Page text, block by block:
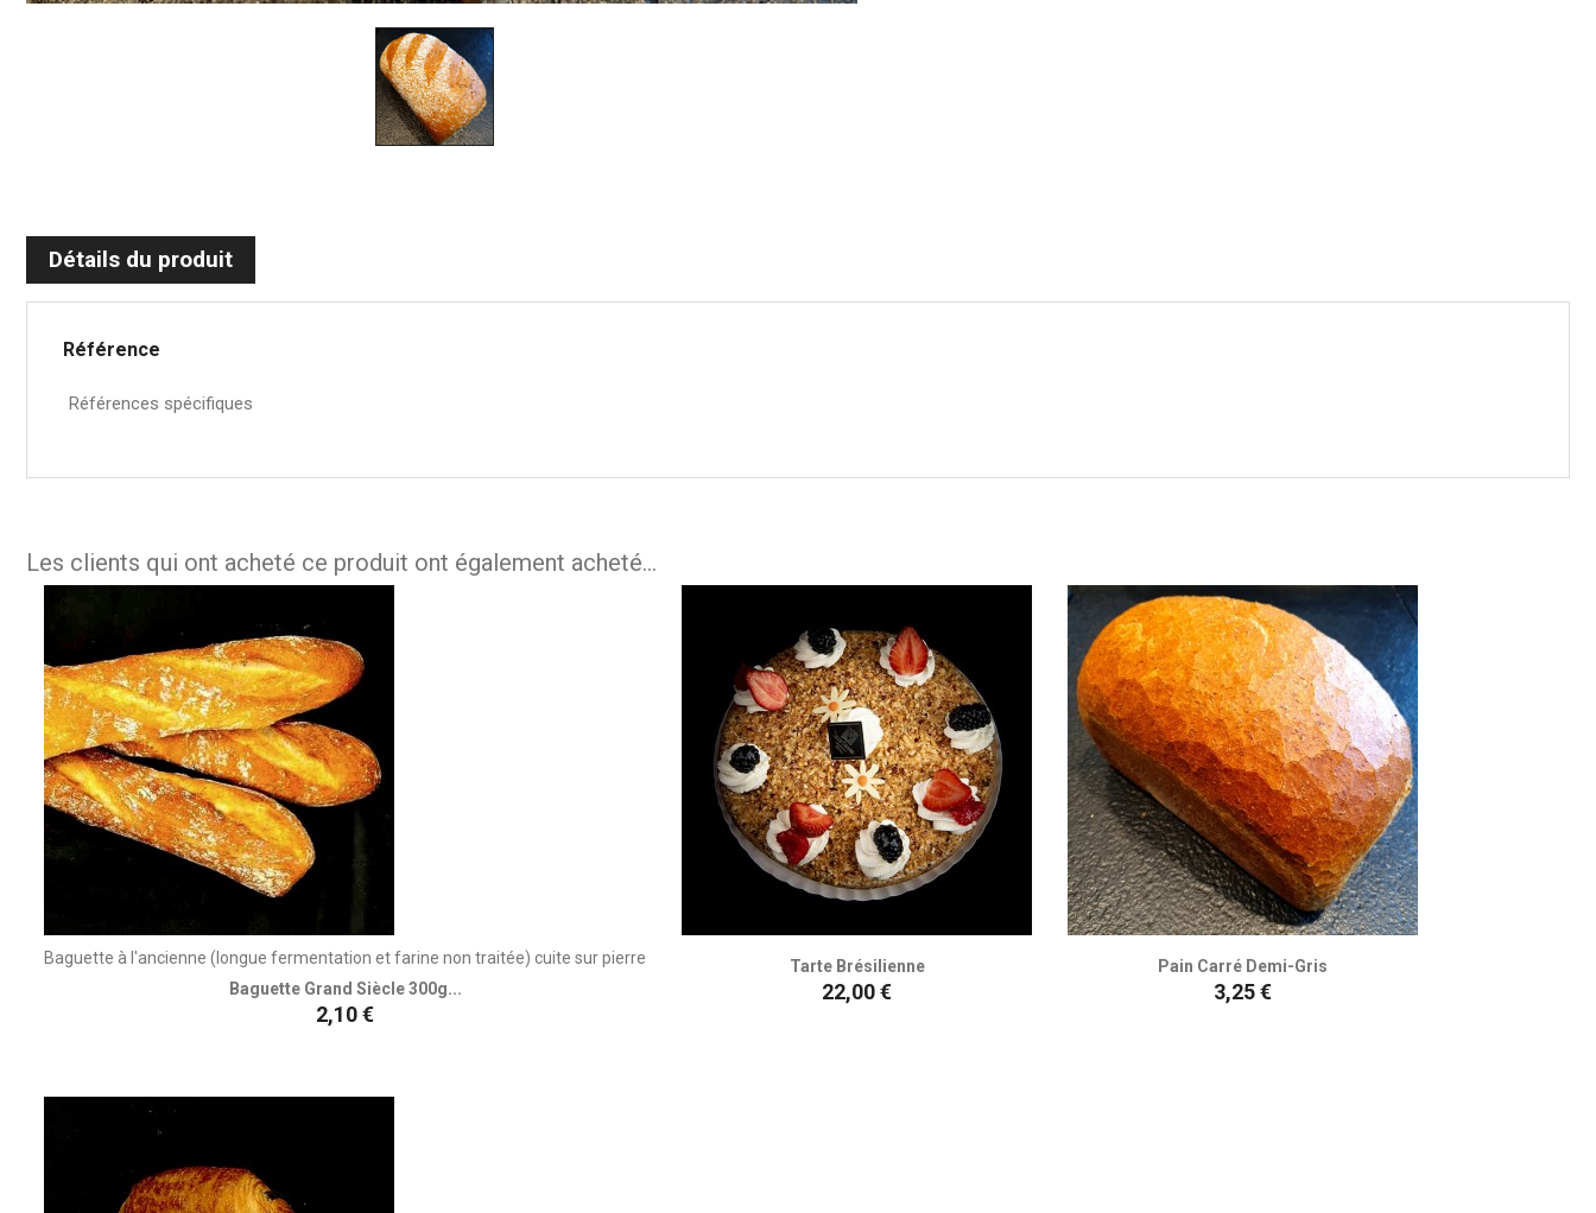
Détails du produit
Référence
Références spécifiques
Les clients qui ont acheté ce produit ont également acheté...
Baguette à l'ancienne (longue fermentation et farine non traitée) cuite sur pierre
Baguette Grand Siècle 300g...
Prix
2,10 €
Tarte Brésilienne
Prix
22,00 €
Pain Carré Demi-Gris
Prix
3,25 €